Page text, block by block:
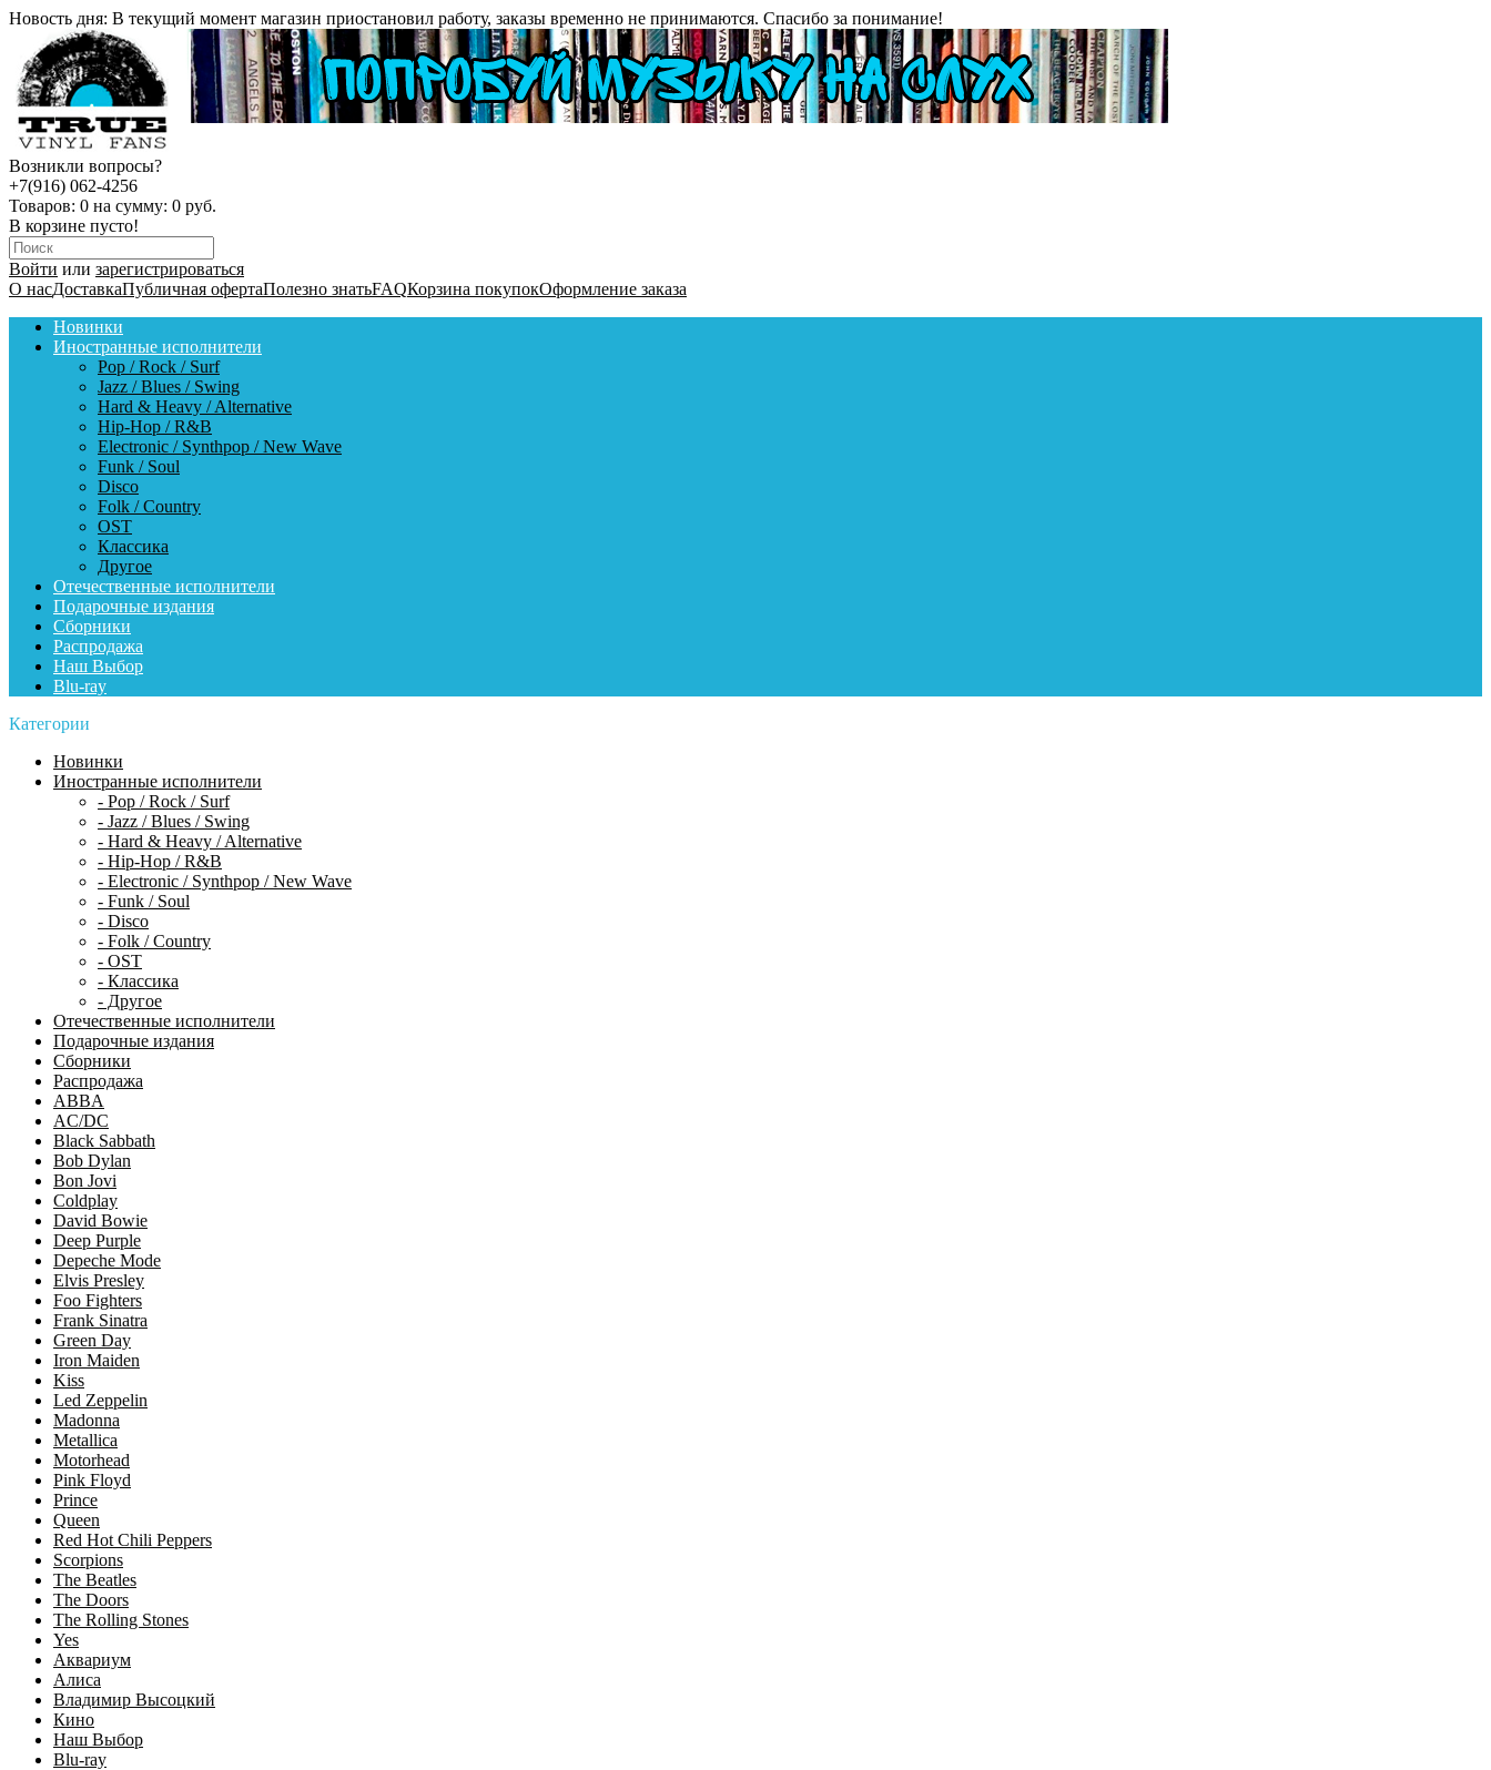
Новость дня: В текущий момент магазин приостановил работу, заказы временно не принимаются. Спасибо за понимание!
Возникли вопросы?
+7(916) 062-4256
Товаров: 0 на сумму: 0 руб.
В корзине пусто!
Войти или зарегистрироваться
О насДоставкаПубличная офертаПолезно знатьFAQКорзина покупокОформление заказа
Новинки
Иностранные исполнители
Pop / Rock / Surf
Jazz / Blues / Swing
Hard & Heavy / Alternative
Hip-Hop / R&B
Electronic / Synthpop / New Wave
Funk / Soul
Disco
Folk / Country
OST
Классика
Другое
Отечественные исполнители
Подарочные издания
Сборники
Распродажа
Наш Выбор
Blu-ray
Категории
Новинки
Иностранные исполнители
- Pop / Rock / Surf
- Jazz / Blues / Swing
- Hard & Heavy / Alternative
- Hip-Hop / R&B
- Electronic / Synthpop / New Wave
- Funk / Soul
- Disco
- Folk / Country
- OST
- Классика
- Другое
Отечественные исполнители
Подарочные издания
Сборники
Распродажа
ABBA
AC/DC
Black Sabbath
Bob Dylan
Bon Jovi
Coldplay
David Bowie
Deep Purple
Depeche Mode
Elvis Presley
Foo Fighters
Frank Sinatra
Green Day
Iron Maiden
Kiss
Led Zeppelin
Madonna
Metallica
Motorhead
Pink Floyd
Prince
Queen
Red Hot Chili Peppers
Scorpions
The Beatles
The Doors
The Rolling Stones
Yes
Аквариум
Алиса
Владимир Высоцкий
Кино
Наш Выбор
Blu-ray